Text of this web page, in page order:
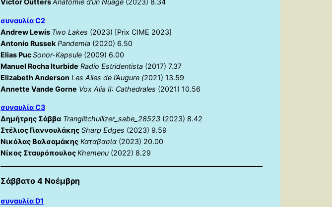
Victor OuttersAnatomie d’un Nuage (2023) 8.34
συναυλία C2
Andrew Lewis Two Lakes (2023) [Prix CIME 2023]
Antonio Russek Pandemia (2020) 6.50
Elias PucSonor-Kapsule (2009) 6.00
Manuel Rocha Iturbide Radio Estridentista (2017) 7.37
Elizabeth Anderson Les Ailes de l’Augure (2021) 13.59
Annette Vande Gorne Vox Alia II: Cathedrales (2021) 10.56
συναυλία C3
Δημήτρης Σάββα Tranglitchuilizer_sabe_28523 (2023) 8.42
Στέλιος Γιαννουλάκης Sharp Edges (2023) 9.59
Nικόλας Βαλσαμάκης Καταβασία (2023) 20.00
Νίκος ΣταυρόπουλοςKhemenu (2022) 8.29
Σάββατο 4 Νοέμβρη
συναυλία D1